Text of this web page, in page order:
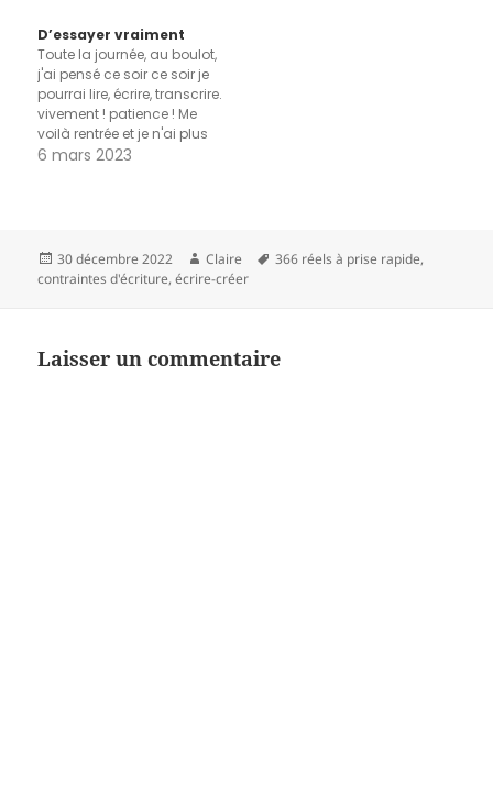
D’essayer vraiment
Toute la journée, au boulot,
j'ai pensé ce soir ce soir je
pourrai lire, écrire, transcrire.
vivement ! patience ! Me
voilà rentrée et je n'ai plus
envie de rien. Sauf peut-
l'oubli. Alors que…
6 mars 2023
Publié
le
30 décembre 2022 Auteur
Claire
Mots-
366 réels à prise rapide,
contraintes d'écriture,écrire-créer
Laisser un commentaire